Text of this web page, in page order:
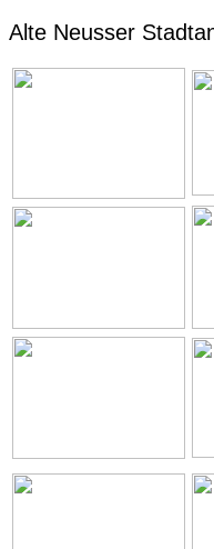
Alte Neusser